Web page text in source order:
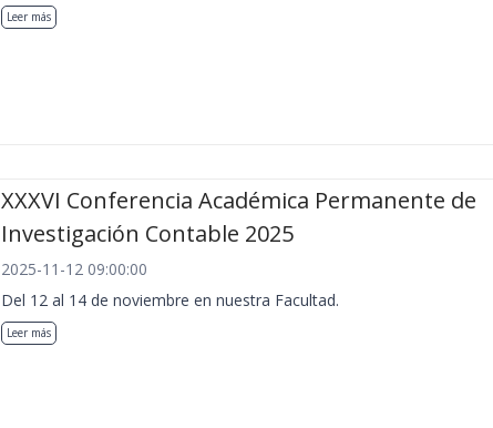
Leer más
XXXVI Conferencia Académica Permanente de
Investigación Contable 2025
2025-11-12 09:00:00
Del 12 al 14 de noviembre en nuestra Facultad.
Leer más